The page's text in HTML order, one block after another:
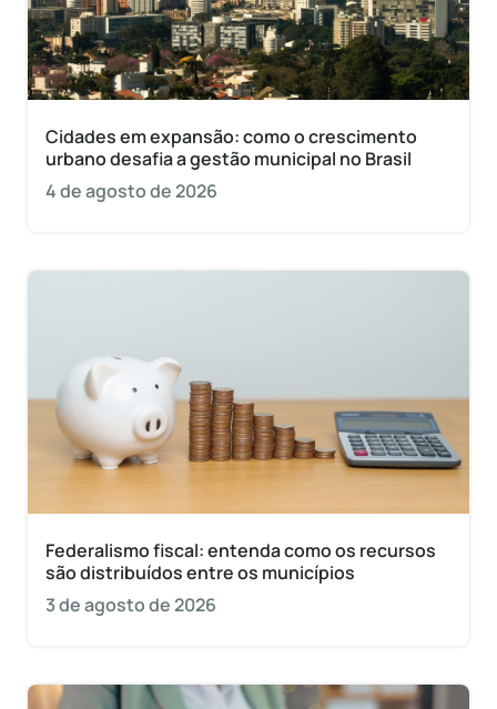
Cidades em expansão: como o crescimento
urbano desafia a gestão municipal no Brasil
4 de agosto de 2026
Federalismo fiscal: entenda como os recursos
são distribuídos entre os municípios
3 de agosto de 2026